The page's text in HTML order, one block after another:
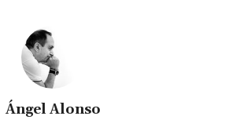
Ángel Alonso